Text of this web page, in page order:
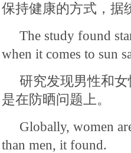
保持健康的方式，据
The study found
when it comes to sun
研究发现男性和
是在防晒问题上。
Globally, women
than men, it found.